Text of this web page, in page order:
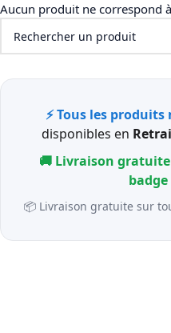
Aucun produit ne correspond
⚡ Tous les produits
disponibles en
🚚 Livraison
badge
📦 Livraison gratuite sur